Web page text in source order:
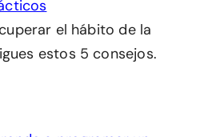
el hábito de la
estos 5 consejos.